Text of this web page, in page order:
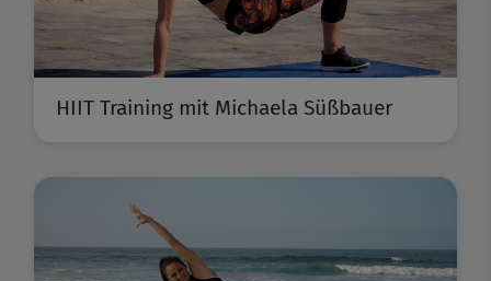
HIIT Training mit Michaela Süßbauer